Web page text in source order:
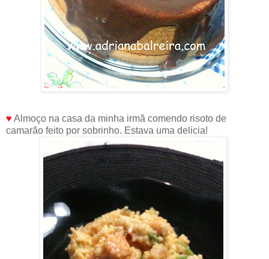
♥ Almoço na casa da minha irmã comendo risoto de
camarão feito por sobrinho. Estava uma delicia!